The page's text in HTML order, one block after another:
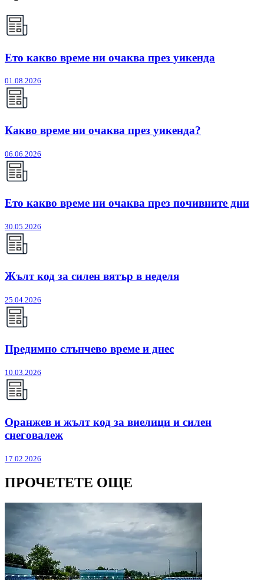
Ето какво време ни очаква през уикенда
01.08.2026
Какво време ни очаква през уикенда?
06.06.2026
Ето какво време ни очаква през почивните дни
30.05.2026
Жълт код за силен вятър в неделя
25.04.2026
Предимно слънчево време и днес
10.03.2026
Оранжев и жълт код за виелици и силен
снеговалеж
17.02.2026
ПРОЧЕТЕТЕ ОЩЕ